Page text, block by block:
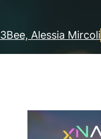
3Bee, Alessia Mircoli